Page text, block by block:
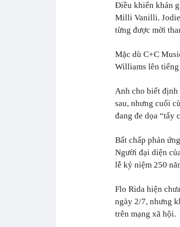
Điều khiến khán
Milli Vanilli.
từng được mời
Mặc dù C+C
Williams lên
Anh cho biết
sau, nhưng cuối
đang đe dọa “tẩy
Bất chấp phản
Người đại diện
lễ kỷ niệm 250
Flo Rida hiện
ngày 2/7, nhưng
trên mạng xã hội.